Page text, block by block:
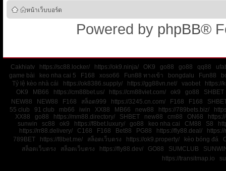
หน้าเว็บบอร์ด
Powered by phpBB®
Cakhiatv https://sc88.locker/ https://ok9.ninja/ OK9 go88 go88 qq88
game bài
keo nha cai 5 F168 xoso66 Fun88 ทางเข้า bongdalu Fun88
Tỷ lệ kèo nhà cái
https://ok8386.supply/ https://gg88vn.net/ vaobet
https://
OK9
MB66 https://cm88bet.us/ https://cm88viet.com/ ok9 go88
SHBET
NEW88
NEW88 F168 สล็อต999 https://3245.cn.com/ F168 F168
55 club
91 club mb66 iwin XX88 MB66 new88 https://789bets.biz/
XX88
go88 https://mm88.directory/ SHBET new88 cm88 ON68
sunwin
sc88 ok9 https://f8bet.luxury/ go88 keo nha cai CM88 S8
https://rr88.delivery/
C168 F168 Bet88 PG88 https://fly88.deal/
789BET
https://f8bet.me/ สล็อตเว็บตรง https://ok9.property/ kèo bóng đá
สล็อตเว็บตรง
สล็อตเว็บตรง https://fly88.dev/ GO88 SUMCLUB
https://transitmap.io